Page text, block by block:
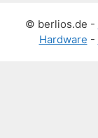
© berlios.de -
Hardware -